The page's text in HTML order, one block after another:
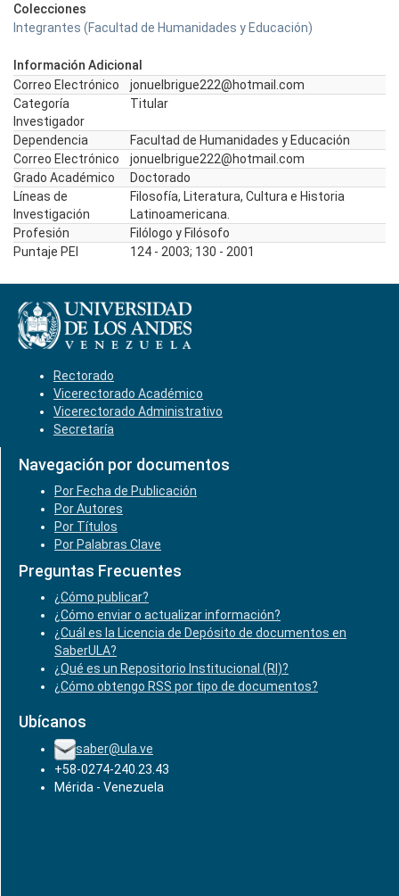
Colecciones
Integrantes (Facultad de Humanidades y Educación)
Información Adicional
Correo Electrónico
jonuelbrigue222@hotmail.com
Categoría
Investigador
Titular
Dependencia
Facultad de Humanidades y Educación
Correo Electrónico
jonuelbrigue222@hotmail.com
Grado Académico
Doctorado
Líneas de
Investigación
Filosofía, Literatura, Cultura e Historia
Latinoamericana.
Profesión
Filólogo y Filósofo
Puntaje PEI
124 - 2003; 130 - 2001
Rectorado
Vicerectorado Académico
Vicerectorado Administrativo
Secretaría
Navegación por documentos
Por Fecha de Publicación
Por Autores
Por Títulos
Por Palabras Clave
Preguntas Frecuentes
¿Cómo publicar?
¿Cómo enviar o actualizar información?
¿Cuál es la Licencia de Depósito de documentos en
SaberULA?
¿Qué es un Repositorio Institucional (RI)?
¿Cómo obtengo RSS por tipo de documentos?
Ubícanos
saber@ula.ve
+58-0274-240.23.43
Mérida - Venezuela